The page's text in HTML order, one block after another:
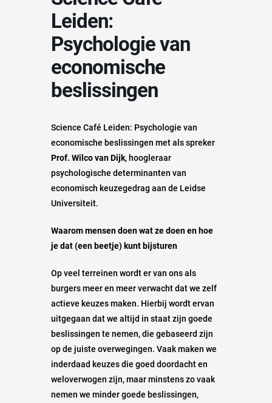
Leiden:
Psychologie van
economische
beslissingen
Science Café Leiden: Psychologie van
economische beslissingen met als spreker
Prof. Wilco van Dijk, hoogleraar
psychologische determinanten van
economisch keuzegedrag aan de Leidse
Universiteit.
Waarom mensen doen wat ze doen en hoe
je dat (een beetje) kunt bijsturen
Op veel terreinen wordt er van ons als
burgers meer en meer verwacht dat we zelf
actieve keuzes maken. Hierbij wordt ervan
uitgegaan dat we altijd in staat zijn goede
beslissingen te nemen, die gebaseerd zijn
op de juiste overwegingen. Vaak maken we
inderdaad keuzes die goed doordacht en
weloverwogen zijn, maar minstens zo vaak
nemen we minder goede beslissingen,